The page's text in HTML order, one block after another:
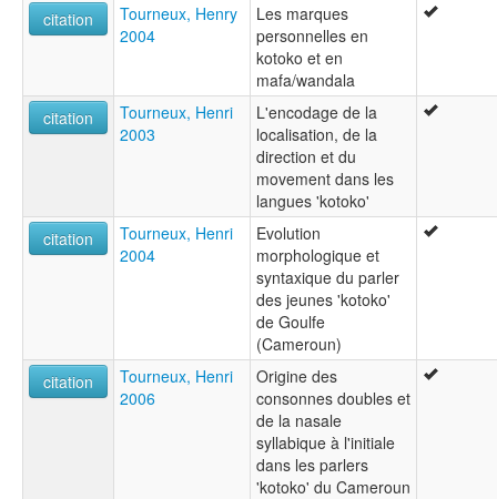
citation
Tourneux, Henry
2004
Les marques
personnelles en
kotoko et en
mafa/wandala
citation
Tourneux, Henri
2003
L'encodage de la
localisation, de la
direction et du
movement dans les
langues 'kotoko'
citation
Tourneux, Henri
2004
Evolution
morphologique et
syntaxique du parler
des jeunes 'kotoko'
de Goulfe
(Cameroun)
citation
Tourneux, Henri
2006
Origine des
consonnes doubles et
de la nasale
syllabique à l'initiale
dans les parlers
'kotoko' du Cameroun